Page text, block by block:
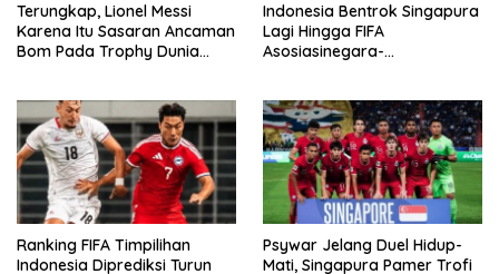
Terungkap, Lionel Messi
Karena Itu Sasaran Ancaman
Bom Pada Trophy Dunia
Indonesia Bentrok Singapura
Lagi Hingga FIFA
Asosiasinegara-
Ranking FIFA Timpilihan
Indonesia Diprediksi Turun
Psywar Jelang Duel Hidup-
Mati, Singapura Pamer Trofi